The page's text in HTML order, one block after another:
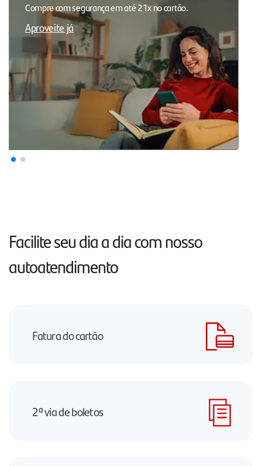
Compre com segurança em até 21x no cartão.
Aproveite já
Facilite seu dia a dia com nosso
autoatendimento
Fatura do cartão
2ª via de boletos